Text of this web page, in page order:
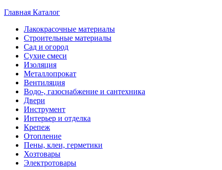
Главная Каталог
Лакокрасочные материалы
Строительные материалы
Сад и огород
Сухие смеси
Изоляция
Металлопрокат
Вентиляция
Водо-, газоснабжение и сантехника
Двери
Инструмент
Интерьер и отделка
Крепеж
Отопление
Пены, клеи, герметики
Хозтовары
Электротовары